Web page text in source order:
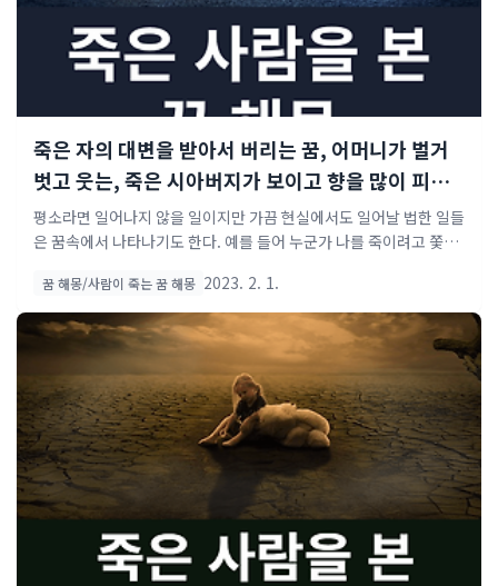
죽은 자의 대변을 받아서 버리는 꿈, 어머니가 벌거
벗고 웃는, 죽은 시아버지가 보이고 향을 많이 피우
는, 죽은 시체를 관에 넣는, 죽은 친구가 우는, 죽은
친구가 초라한 모습으로 나타나 아..
평소라면 일어나지 않을 일이지만 가끔 현실에서도 일어날 법한 일들
은 꿈속에서 나타나기도 한다. 예를 들어 누군가 나를 죽이려고 쫓아
조심한다고 해도 피할 수 없는 사고나 죽음도 존재하기 마련이다. 만
약 이러한 상황 속에서 당신이 사랑하는 가족이 죽게 된다면 어떨까?
아마도 굉장히 큰 슬픔과 상실감에 빠져 하루하루 살아가는 게 힘들
지도 모른다. 그렇다면 반대로 죽은 가족이 살아 돌아오는 꿈이라면
어떨까? 당장이라도 복권을 사러 달려갈 만큼 기쁘고 행복할 것이다.
자 그럼 여기서 궁금한 점 하나! 과연 실제로 우리가 꾸는 꿈에서는
어떠한 의미를 가지고 있는지 알아보자. 1. 죽은 어머니가 벌거벗고
웃는 꿈 생각지도 못한 문제가 일어나게 되어 ..
꿈 해몽/사람이 죽는 꿈 해몽 2023. 2. 1.